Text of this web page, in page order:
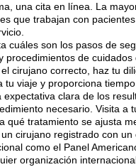
una cita en línea. La
que trabajan con
cuáles son los pasos de
procedimientos de cuidados
cirujano correcto, haz tu
tu viaje y proporciona
expectativa clara de los
necesario. Visita a
qué tratamiento se ajusta
un cirujano registrado con
como el Panel
organización